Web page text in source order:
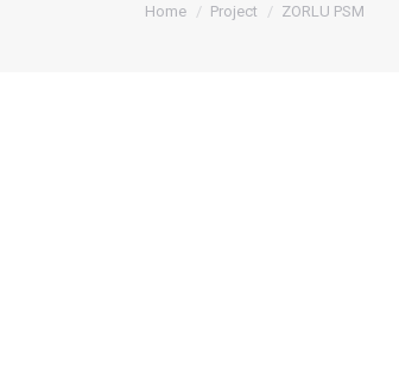
Home Project ZORLU PSM